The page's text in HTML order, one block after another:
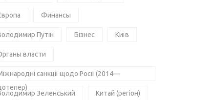
Финансы
Путін Бізнес Київ
власти
санкції щодо Росії (2014—
Зеленський Китай (регіон)